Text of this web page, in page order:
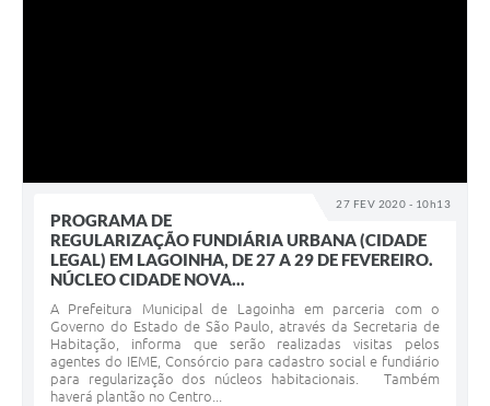
27 FEV 2020 - 10h13
PROGRAMA DE
REGULARIZAÇÃO FUNDIÁRIA URBANA (CIDADE
LEGAL) EM LAGOINHA, DE 27 A 29 DE FEVEREIRO.
NÚCLEO CIDADE NOVA...
A Prefeitura Municipal de Lagoinha em parceria com o
Governo do Estado de São Paulo, através da Secretaria de
Habitação, informa que serão realizadas visitas pelos
agentes do IEME, Consórcio para cadastro social e fundiário
para regularização dos núcleos habitacionais. Também
haverá plantão no Centro...